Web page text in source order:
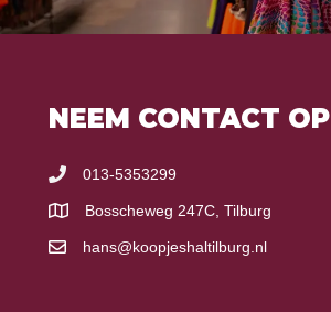
NEEM CONTACT OP
013-5353299
Bosscheweg 247C, Tilburg
hans@koopjeshaltilburg.nl